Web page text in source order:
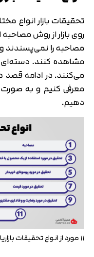
تحقیقات بازار انواع
روی بازار از روش
مصاحبه را نمی‌پسندند
مشاهده کنند.
معرفی کنیم و به
دهیم.
۱۱ مورد از انواع تحقیقات بازاریابی